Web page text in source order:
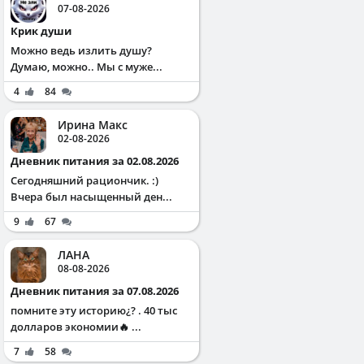
07-08-2026
Крик души
Можно ведь излить душу?
Думаю, можно.. Мы с муже...
4 84
Ирина Макс
02-08-2026
Дневник питания за 02.08.2026
Сегодняшний рациончик. :)
Вчера был насыщенный ден...
9 67
ЛАНА
08-08-2026
Дневник питания за 07.08.2026
помните эту историю¿? . 40 тыс
долларов экономии🔥 ...
7 58